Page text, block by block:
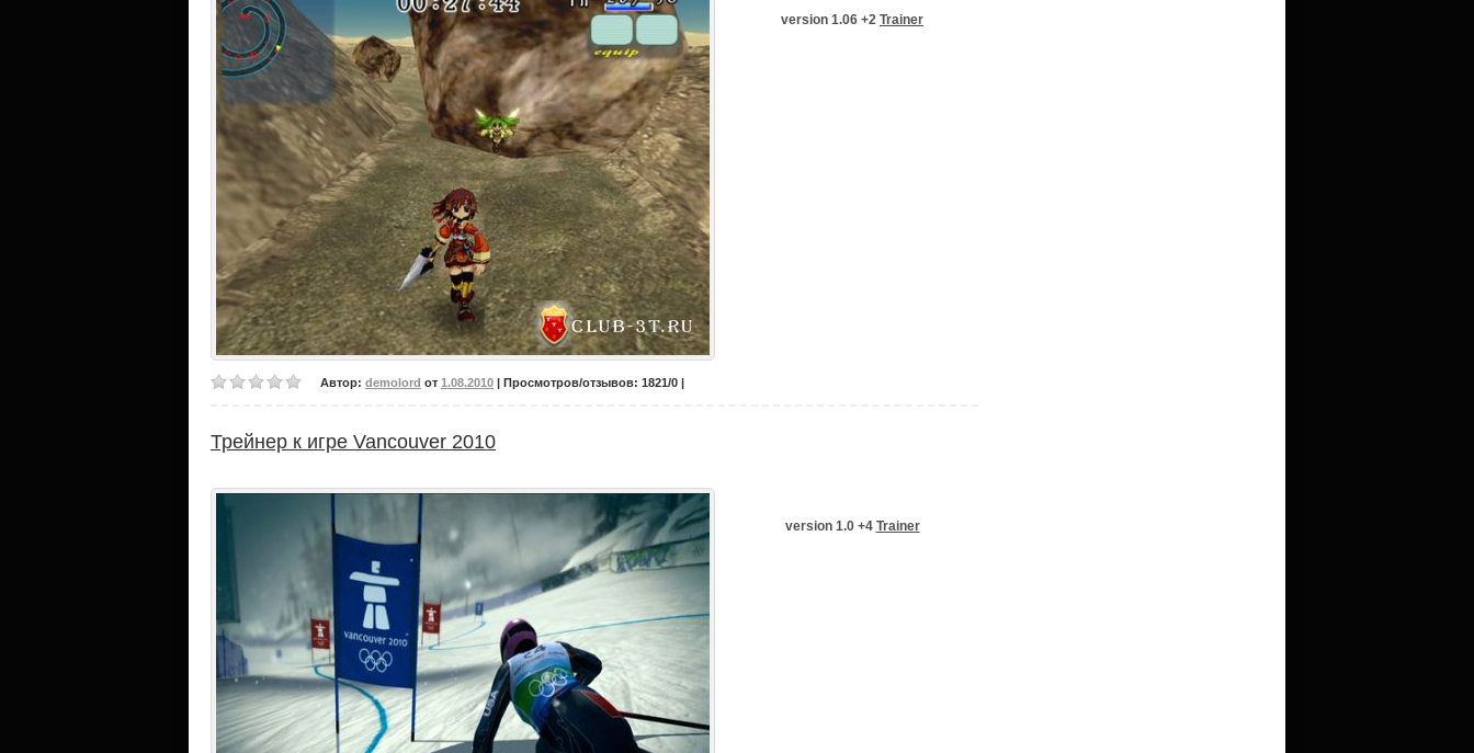
version 1.06 +2 Trainer
Автор: demolord от 1.08.2010 | Просмотров/отзывов: 1821/0 |
Трейнер к игре Vancouver 2010
version 1.0 +4 Trainer